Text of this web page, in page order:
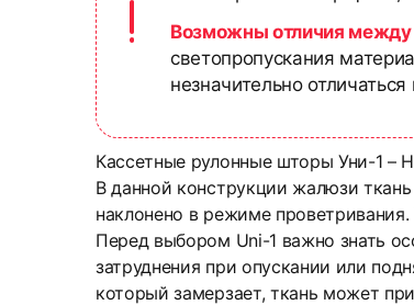
Возможны отличия между
светопропускания
незначительно
Кассетные рулонные шторы Уни-1 –
В данной конструкции жалюзи
наклонено в режиме
Перед выбором Uni-1 важно знать
затруднения при опускании или
который замерзает, ткань может